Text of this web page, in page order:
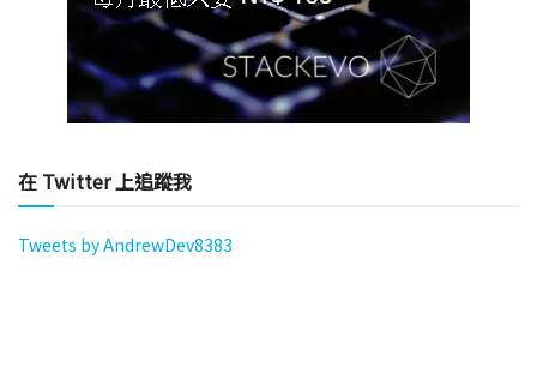
在 Twitter 上追蹤我
Tweets by AndrewDev8383